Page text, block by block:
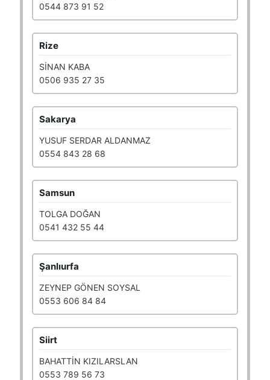
0544 873 91 52
Rize
SİNAN KABA
0506 935 27 35
Sakarya
YUSUF SERDAR ALDANMAZ
0554 843 28 68
Samsun
TOLGA DOĞAN
0541 432 55 44
Şanlıurfa
ZEYNEP GÖNEN SOYSAL
0553 606 84 84
Siirt
BAHATTİN KIZILARSLAN
0553 789 56 73